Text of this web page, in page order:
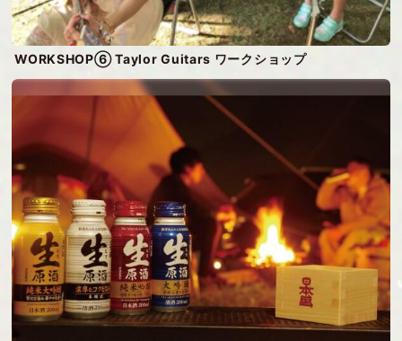
WORKSHOP⑥ Taylor Guitars ワークショップ